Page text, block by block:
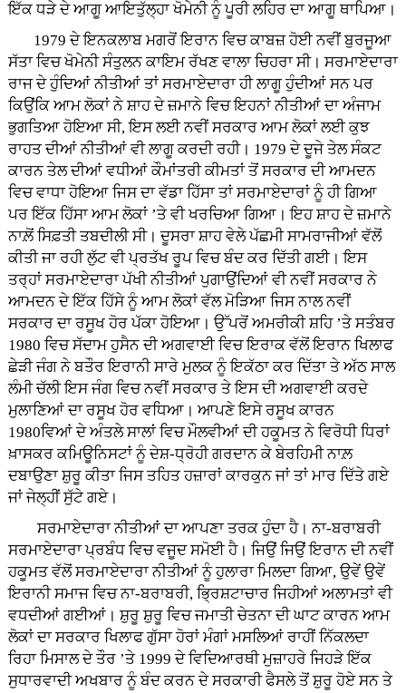
ਇੱਕ ਧੜੇ ਦੇ ਆਗੂ ਆਇਤੁੱਲ੍ਹਾ ਖੋਮੇਨੀ ਨੂੰ ਪੂਰੀ ਲਹਿਰ ਦਾ ਆਗੂ ਥਾਪਿਆ।
1979 ਦੇ ਇਨਕਲਾਬ ਮਗਰੋਂ ਇਰਾਨ ਵਿਚ ਕਾਬਜ਼ ਹੋਈ ਨਵੀਂ ਬੁਰਜੂਆ
ਸੱਤਾ ਵਿਚ ਖੋਮੇਨੀ ਸੰਤੁਲਨ ਕਾਇਮ ਰੱਖਣ ਵਾਲਾ ਚਿਹਰਾ ਸੀ। ਸਰਮਾਏਦਾਰਾ
ਰਾਜ ਦੇ ਹੁੰਦਿਆਂ ਨੀਤੀਆਂ ਤਾਂ ਸਰਮਾਏਦਾਰਾ ਹੀ ਲਾਗੂ ਹੁੰਦੀਆਂ ਸਨ ਪਰ
ਕਿਉਂਕਿ ਆਮ ਲੋਕਾਂ ਨੇ ਸ਼ਾਹ ਦੇ ਜ਼ਮਾਨੇ ਵਿਚ ਇਹਨਾਂ ਨੀਤੀਆਂ ਦਾ ਅੰਜਾਮ
ਭੁਗਤਿਆ ਹੋਇਆ ਸੀ, ਇਸ ਲਈ ਨਵੀਂ ਸਰਕਾਰ ਆਮ ਲੋਕਾਂ ਲਈ ਕੁਝ
ਰਾਹਤ ਦੀਆਂ ਨੀਤੀਆਂ ਵੀ ਲਾਗੂ ਕਰਦੀ ਰਹੀ। 1979 ਦੇ ਦੂਜੇ ਤੇਲ ਸੰਕਟ
ਕਾਰਨ ਤੇਲ ਦੀਆਂ ਵਧੀਆਂ ਕੌਮਾਂਤਰੀ ਕੀਮਤਾਂ ਤੋਂ ਸਰਕਾਰ ਦੀ ਆਮਦਨ
ਵਿਚ ਵਾਧਾ ਹੋਇਆ ਜਿਸ ਦਾ ਵੱਡਾ ਹਿੱਸਾ ਤਾਂ ਸਰਮਾਏਦਾਰਾਂ ਨੂੰ ਹੀ ਗਿਆ
ਪਰ ਇੱਕ ਹਿੱਸਾ ਆਮ ਲੋਕਾਂ ’ਤੇ ਵੀ ਖਰਚਿਆ ਗਿਆ। ਇਹ ਸ਼ਾਹ ਦੇ ਜ਼ਮਾਨੇ
ਨਾਲ਼ੋਂ ਸਿਫ਼ਤੀ ਤਬਦੀਲੀ ਸੀ। ਦੂਸਰਾ ਸ਼ਾਹ ਵੇਲੇ ਪੱਛਮੀ ਸਾਮਰਾਜੀਆਂ ਵੱਲੋਂ
ਕੀਤੀ ਜਾ ਰਹੀ ਲੁੱਟ ਵੀ ਪ੍ਰਤੱਖ ਰੂਪ ਵਿਚ ਬੰਦ ਕਰ ਦਿੱਤੀ ਗਈ। ਇਸ
ਤਰ੍ਹਾਂ ਸਰਮਾਏਦਾਰਾ ਪੱਖੀ ਨੀਤੀਆਂ ਪੁਗਾਉਂਦਿਆਂ ਵੀ ਨਵੀਂ ਸਰਕਾਰ ਨੇ
ਆਮਦਨ ਦੇ ਇੱਕ ਹਿੱਸੇ ਨੂੰ ਆਮ ਲੋਕਾਂ ਵੱਲ ਮੋੜਿਆ ਜਿਸ ਨਾਲ ਨਵੀਂ
ਸਰਕਾਰ ਦਾ ਰਸੂਖ ਹੋਰ ਪੱਕਾ ਹੋਇਆ। ਉੱਪਰੋਂ ਅਮਰੀਕੀ ਸ਼ਹਿ ’ਤੇ ਸਤੰਬਰ
1980 ਵਿਚ ਸੱਦਾਮ ਹੁਸੈਨ ਦੀ ਅਗਵਾਈ ਵਿਚ ਇਰਾਕ ਵੱਲੋਂ ਇਰਾਨ ਖਿਲਾਫ
ਛੇੜੀ ਜੰਗ ਨੇ ਬਤੌਰ ਇਰਾਨੀ ਸਾਰੇ ਮੁਲਕ ਨੂੰ ਇਕੱਠਾ ਕਰ ਦਿੱਤਾ ਤੇ ਅੱਠ ਸਾਲ
ਲੰਮੀ ਚੱਲੀ ਇਸ ਜੰਗ ਵਿਚ ਨਵੀਂ ਸਰਕਾਰ ਤੇ ਇਸ ਦੀ ਅਗਵਾਈ ਕਰਦੇ
ਮੁਲਾਣਿਆਂ ਦਾ ਰਸੂਖ ਹੋਰ ਵਧਿਆ। ਆਪਣੇ ਇਸੇ ਰਸੂਖ ਕਾਰਨ
1980ਵਿਆਂ ਦੇ ਅੰਤਲੇ ਸਾਲਾਂ ਵਿਚ ਮੌਲਵੀਆਂ ਦੀ ਹਕੂਮਤ ਨੇ ਵਿਰੋਧੀ ਧਿਰਾਂ
ਖ਼ਾਸਕਰ ਕਮਿਊਨਿਸਟਾਂ ਨੂੰ ਦੇਸ਼-ਧ੍ਰੋਹੀ ਗਰਦਾਨ ਕੇ ਬੇਰਹਿਮੀ ਨਾਲ਼
ਦਬਾਉਣਾ ਸ਼ੁਰੂ ਕੀਤਾ ਜਿਸ ਤਹਿਤ ਹਜ਼ਾਰਾਂ ਕਾਰਕੁਨ ਜਾਂ ਤਾਂ ਮਾਰ ਦਿੱਤੇ ਗਏ
ਜਾਂ ਜੇਲ੍ਹੀਂ ਸੁੱਟੇ ਗਏ।
ਸਰਮਾਏਦਾਰਾ ਨੀਤੀਆਂ ਦਾ ਆਪਣਾ ਤਰਕ ਹੁੰਦਾ ਹੈ। ਨਾ-ਬਰਾਬਰੀ
ਸਰਮਾਏਦਾਰਾ ਪ੍ਰਬੰਧ ਵਿਚ ਵਜੂਦ ਸਮੋਈ ਹੈ। ਜਿਉਂ ਜਿਉਂ ਇਰਾਨ ਦੀ ਨਵੀਂ
ਹਕੂਮਤ ਵੱਲੋਂ ਸਰਮਾਏਦਾਰਾ ਨੀਤੀਆਂ ਨੂੰ ਹੁਲਾਰਾ ਮਿਲਦਾ ਗਿਆ, ਉਵੇਂ ਉਵੇਂ
ਇਰਾਨੀ ਸਮਾਜ ਵਿਚ ਨਾ-ਬਰਾਬਰੀ, ਭ੍ਰਿਸ਼ਟਾਚਾਰ ਜਿਹੀਆਂ ਅਲਾਮਤਾਂ ਵੀ
ਵਧਦੀਆਂ ਗਈਆਂ। ਸ਼ੁਰੂ ਸ਼ੁਰੂ ਵਿਚ ਜਮਾਤੀ ਚੇਤਨਾ ਦੀ ਘਾਟ ਕਾਰਨ ਆਮ
ਲੋਕਾਂ ਦਾ ਸਰਕਾਰ ਖਿਲਾਫ ਗੁੱਸਾ ਹੋਰਾਂ ਮੰਗਾਂ ਮਸਲਿਆਂ ਰਾਹੀਂ ਨਿੱਕਲਦਾ
ਰਿਹਾ ਮਿਸਾਲ ਦੇ ਤੌਰ ’ਤੇ 1999 ਦੇ ਵਿਦਿਆਰਥੀ ਮੁਜ਼ਾਹਰੇ ਜਿਹੜੇ ਇੱਕ
ਸੁਧਾਰਵਾਦੀ ਅਖਬਾਰ ਨੂੰ ਬੰਦ ਕਰਨ ਦੇ ਸਰਕਾਰੀ ਫੈਸਲੇ ਤੋਂ ਸ਼ੁਰੂ ਹੋਏ ਸਨ ਤੇ